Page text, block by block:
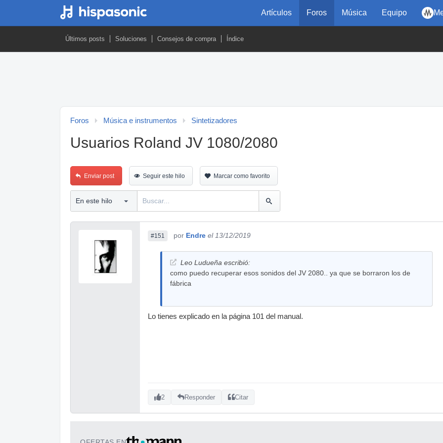
Artículos Foros Música Equipo
Últimos posts Soluciones Consejos de compra Índice
Foros Música e instrumentos Sintetizadores
Usuarios Roland JV 1080/2080
Enviar post Seguir este hilo Marcar como favorito
#151 por Endre el 13/12/2019
Leo Ludueña escribió:
como puedo recuperar esos sonidos del JV 2080.. ya que se borraron los de
fábrica
Lo tienes explicado en la página 101 del manual.
2 Responder Citar